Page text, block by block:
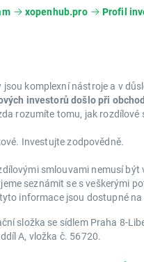
xopenhub.pro Profil
jsou komplexní nástroje a v
investorů došlo při
rozumíte tomu, jak
Investujte zodpovědně.
smlouvami nemusí
seznámit se s veškerými
informace jsou dostupné
složka se sídlem Praha 8-
A, vložka č. 56720.